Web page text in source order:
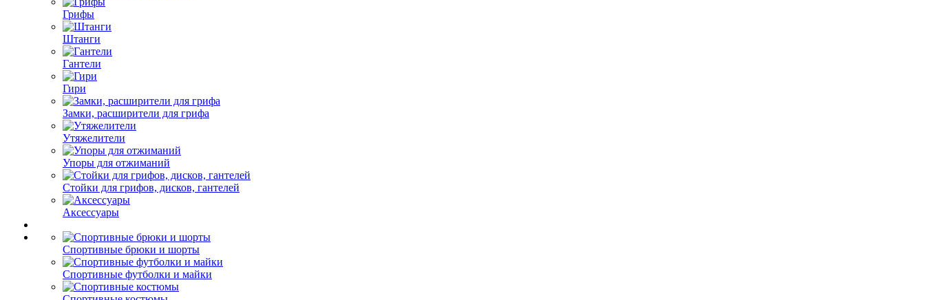
Грифы
Штанги
Гантели
Гири
Замки, расширители для грифа
Утяжелители
Упоры для отжиманий
Стойки для грифов, дисков, гантелей
Аксессуары
Спортивные брюки и шорты
Спортивные футболки и майки